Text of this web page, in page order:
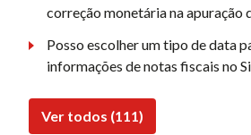
correção monetária na apuração
Posso escolher um tipo de data
informações de notas fiscais no
Ver todos (111)